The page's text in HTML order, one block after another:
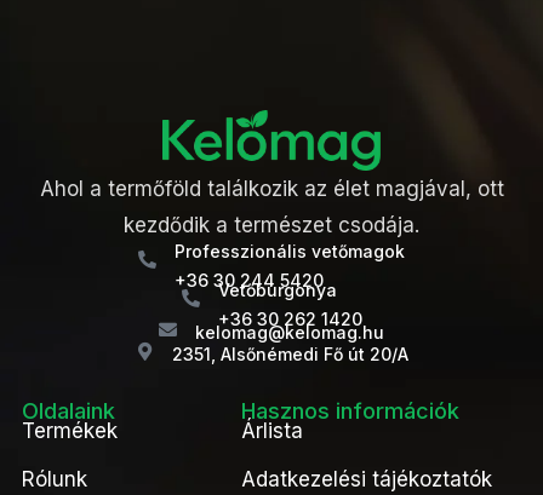
Ahol a termőföld találkozik az élet magjával, ott
kezdődik a természet csodája.
Professzionális vetőmagok
+36 30 244 5420
Vetőburgonya
+36 30 262 1420
kelomag@kelomag.hu
2351, Alsőnémedi Fő út 20/A
Oldalaink
Termékek
Rólunk
Hasznos információk
Árlista
Adatkezelési tájékoztatók